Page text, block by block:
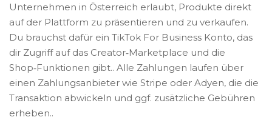
Unternehmen in Österreich erlaubt, Produkte direkt
auf der Plattform zu präsentieren und zu verkaufen.
Du brauchst dafür ein TikTok For Business Konto, das
dir Zugriff auf das Creator‑Marketplace und die
Shop‑Funktionen gibt.. Alle Zahlungen laufen über
einen Zahlungsanbieter wie Stripe oder Adyen, die die
Transaktion abwickeln und ggf. zusätzliche Gebühren
erheben..